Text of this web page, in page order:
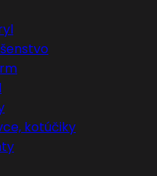
kotúčiky